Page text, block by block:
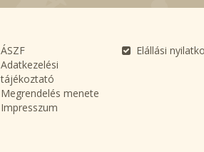
ÁSZF
Adatkezelési
tájékoztató
Megrendelés menete
Impresszum
Elállási